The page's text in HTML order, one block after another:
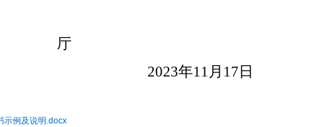
厅
2023年11月 17 日
示例及说明.docx